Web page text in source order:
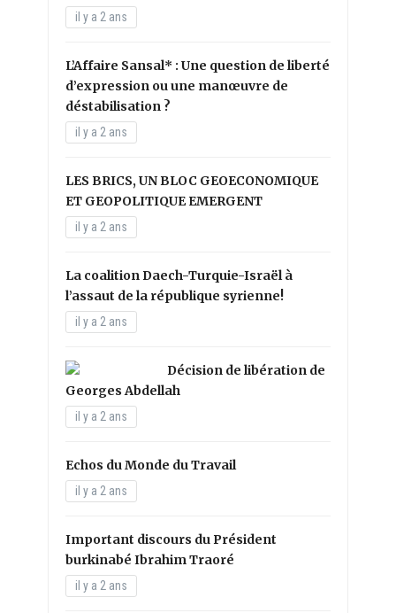
il y a 2 ans
L’Affaire Sansal* : Une question de liberté
d’expression ou une manœuvre de
déstabilisation ?
il y a 2 ans
LES BRICS, UN BLOC GEOECONOMIQUE
ET GEOPOLITIQUE EMERGENT
il y a 2 ans
La coalition Daech-Turquie-Israël à
l’assaut de la république syrienne!
il y a 2 ans
Décision de libération de
Georges Abdellah
il y a 2 ans
Echos du Monde du Travail
il y a 2 ans
Important discours du Président
burkinabé Ibrahim Traoré
il y a 2 ans